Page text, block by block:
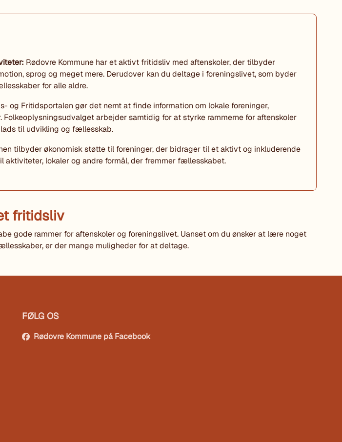
Rødovre Kommune har et aktivt fritidsliv med aftenskoler, der tilbyder
sprog og meget mere. Derudover kan du deltage i foreningslivet, som byder
for alle aldre.
og Fritidsportalen gør det nemt at finde information om lokale foreninger,
Folkeoplysningsudvalget arbejder samtidig for at styrke rammerne for aftenskoler
til udvikling og fællesskab.
tilbyder økonomisk støtte til foreninger, der bidrager til et aktivt og inkluderende
aktiviteter, lokaler og andre formål, der fremmer fællesskabet.
fritidsliv
gode rammer for aftenskoler og foreningslivet. Uanset om du ønsker at lære noget
er der mange muligheder for at deltage.
FØLG OS
Rødovre Kommune på Facebook